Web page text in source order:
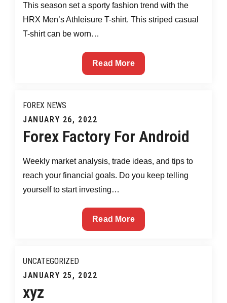
This season set a sporty fashion trend with the
HRX Men’s Athleisure T-shirt. This striped casual
T-shirt can be worn…
HRX
by
Read More
FOREX NEWS
Posted
on
JANUARY 26, 2022
Forex Factory For Android
Weekly market analysis, trade ideas, and tips to
reach your financial goals. Do you keep telling
yourself to start investing…
Forex
Factory
Read More
UNCATEGORIZED
Posted
on
JANUARY 25, 2022
xyz